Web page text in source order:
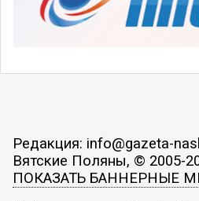
Редакция: info@gazeta-
Вятские Поляны, © 2005-
ПОКАЗАТЬ БАННЕРНЫЕ